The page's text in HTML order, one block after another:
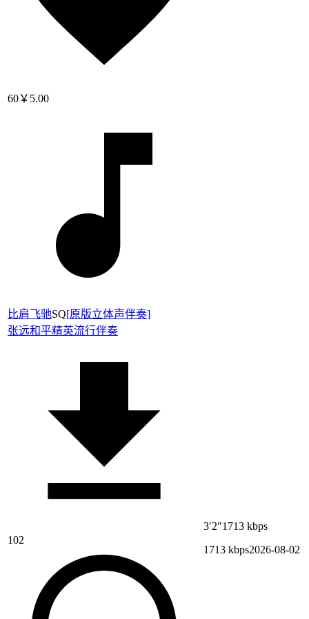
60￥5.00
比肩飞驰SQ[原版立体声伴奏]
张远和平精英流行伴奏
102
3′2″1713 kbps
1713 kbps2026-08-02